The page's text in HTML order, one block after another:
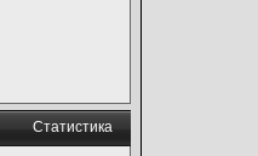
Статистика